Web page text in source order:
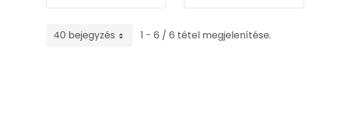
40 bejegyzés 1 - 6 / 6 tétel megjelenítése.